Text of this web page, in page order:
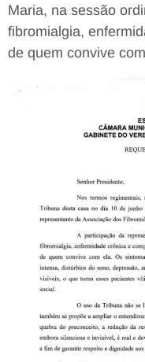
Maria, na sessão
fibromialgia,
de quem convive